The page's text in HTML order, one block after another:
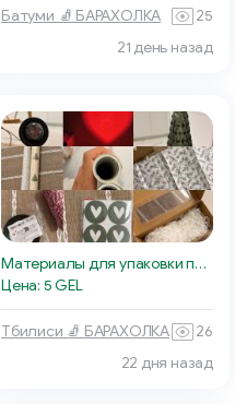
Батуми 🧦 БАРАХОЛКА
25
21 день назад
Материалы для упаковки подарков
Цена: 5 GEL
Тбилиси 🧦 БАРАХОЛКА
26
22 дня назад